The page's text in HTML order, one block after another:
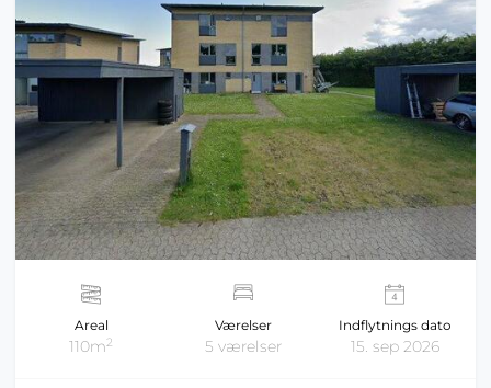
Areal
110m2
Værelser
5 værelser
Indflytnings dato
15. sep 2026